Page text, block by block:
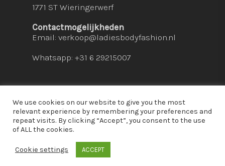
1771 ST Wieringerwerf
Contactmogelijkheden
Email: verkoop@ladiesbodyfashion.nl
Whatsapp: +31 6 29215007
© 2026 Ladies Bodyfashion. hosted by:
We use cookies on our website to give you the most
relevant experience by remembering your preferences and
repeat visits. By clicking “Accept”, you consent to the use
of ALL the cookies.
Cookie settings ACCEPT